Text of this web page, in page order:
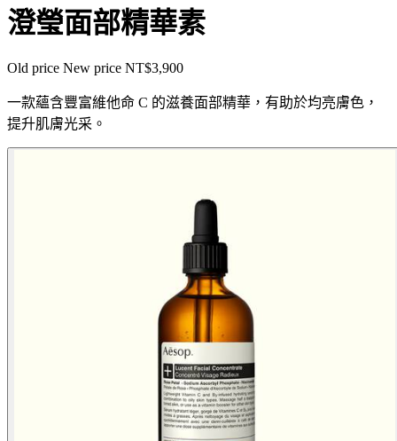
澄瑩面部精華素
Old price New price NT$3,900
一款蘊含豐富維他命 C 的滋養面部精華，有助於均亮膚色，
提升肌膚光采。